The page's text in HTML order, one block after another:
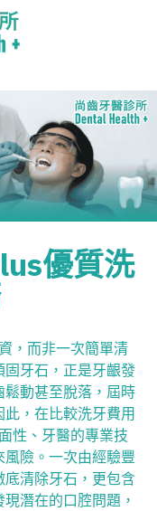
優質洗
，而非一次簡單清
牙石，正是牙齦發
動甚至脫落，屆時
，在比較洗牙費用
性、牙醫的專業技
險。一次由經驗豐
底清除牙石，更包含
潛在的口腔問題，